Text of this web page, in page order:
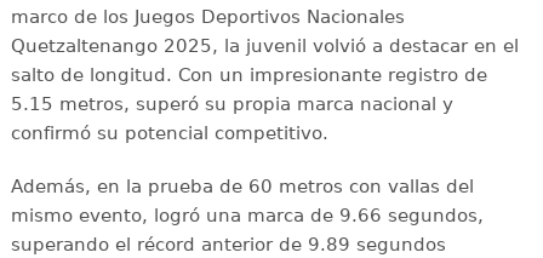
marco de los Juegos Deportivos Nacionales
Quetzaltenango 2025, la juvenil volvió a destacar en el
salto de longitud. Con un impresionante registro de
5.15 metros, superó su propia marca nacional y
confirmó su potencial competitivo.
Además, en la prueba de 60 metros con vallas del
mismo evento, logró una marca de 9.66 segundos,
superando el récord anterior de 9.89 segundos